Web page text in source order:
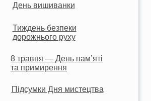
День вишиванки
Тиждень безпеки
дорожнього руху
8 травня — День пам’яті
та примирення
Підсумки Дня мистецтва